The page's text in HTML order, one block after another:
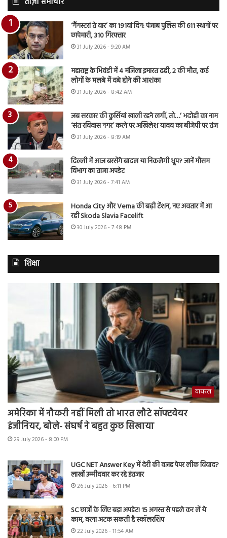
‘गैंगस्टरां ते वार’ का 191वां दिन: पंजाब पुलिस की 611 स्थानों पर
छापेमारी, 310 गिरफ्तार
31 July 2026 - 9:20 AM
महाराष्ट्र के भिवंडी में 4 मंजिला इमारत ढही, 2 की मौत, कई
लोगों के मलबे में दबे होने की आशंका
31 July 2026 - 8:42 AM
जब सरकार की कुर्सियां खाली रहने लगीं, तो…’ भदोही का नाम
‘संत रविदास नगर’ करने पर अखिलेश यादव का बीजेपी पर तंज
31 July 2026 - 8:19 AM
दिल्ली में आज बरसेंगे बादल या निकलेगी धूप? जानें मौसम
विभाग का ताजा अपडेट
31 July 2026 - 7:41 AM
Honda City और Verna की बढ़ी टेंशन, नए अवतार में आ
रही Skoda Slavia Facelift
30 July 2026 - 7:48 PM
शिक्षा
वायरल
अमेरिका में नौकरी नहीं मिली तो भारत लौटे सॉफ्टवेयर
इंजीनियर, बोले- संघर्ष ने बहुत कुछ सिखाया
29 July 2026 - 8:00 PM
UGC NET Answer Key में देरी की वजह पेपर लीक विवाद?
लाखों उम्मीदवार कर रहे इंतजार
26 July 2026 - 6:11 PM
SC छात्रों के लिए बड़ा अपडेट! 15 अगस्त से पहले कर लें ये
काम, वरना अटक सकती है स्कॉलरशिप
22 July 2026 - 11:54 AM